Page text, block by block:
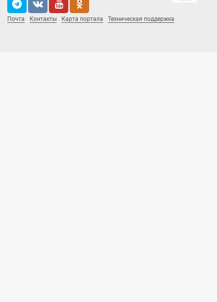
Почта Контакты Карта портала Техническая поддержка